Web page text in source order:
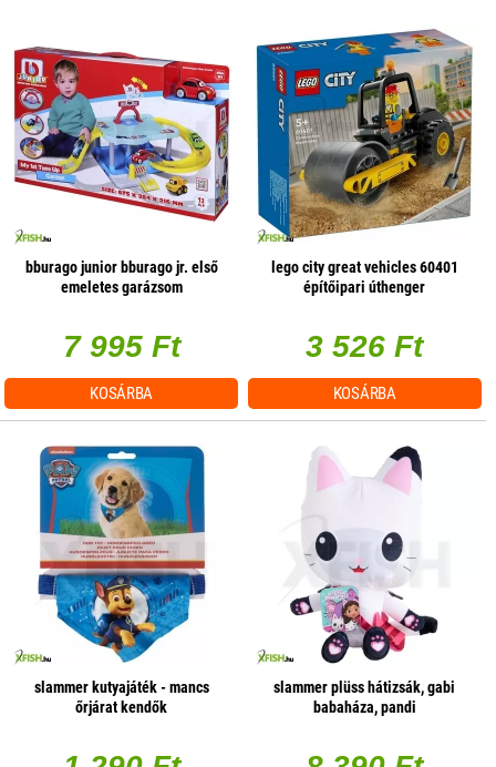
bburago junior bburago jr. első
emeletes garázsom
7 995 Ft
KOSÁRBA
lego city great vehicles 60401
építőipari úthenger
3 526 Ft
KOSÁRBA
slammer kutyajáték - mancs
őrjárat kendők
slammer plüss hátizsák, gabi
babaháza, pandi